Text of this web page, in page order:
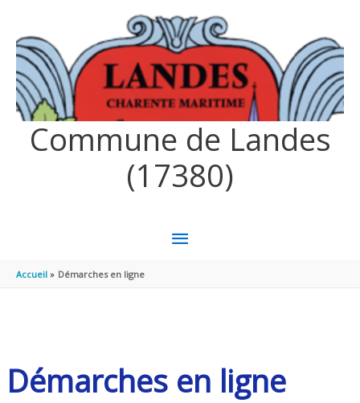
Commune de Landes
(17380)
MENU
Accueil Démarches en ligne
Démarches en ligne